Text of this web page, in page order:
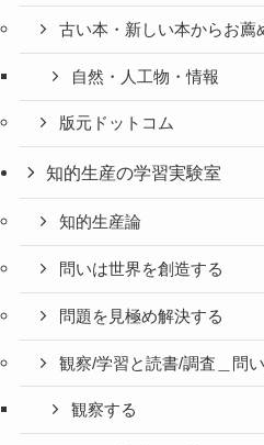
古い本・新しい本からお薦
自然・人工物・情報
版元ドットコム
知的生産の学習実験室
知的生産論
問いは世界を創造する
問題を見極め解決する
観察/学習と読書/調査＿問
観察する